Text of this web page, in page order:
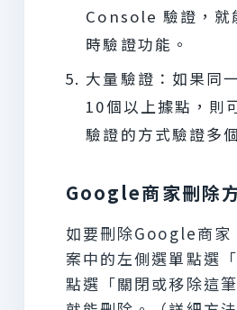
Console 驗證，就
時驗證功能。
大量驗證：如果同
10個以上據點，則
驗證的方式驗證多
Google商家刪除
如要刪除Google商家
案中的左側選單點選
點選「關閉或移除這筆